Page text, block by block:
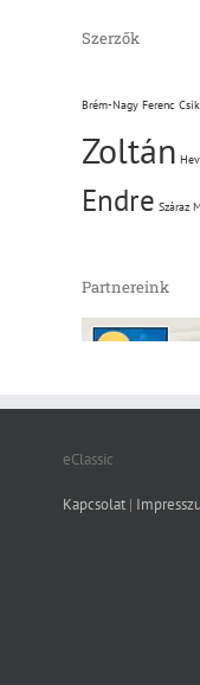
Szerzők
Brém-Nagy Ferenc
Zoltán
Endre Száraz
Partnereink
eClassic
Kapcsolat|